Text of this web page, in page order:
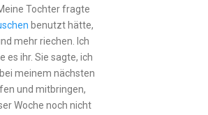
Tochter fragte
benutzt hätte,
mehr riechen. Ich
es ihr. Sie sagte, ich
meinem nächsten
und mitbringen,
Woche noch nicht